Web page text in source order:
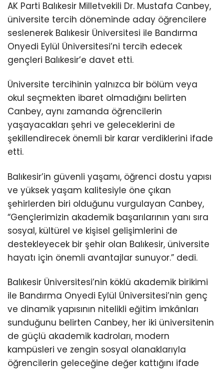
AK Parti Balıkesir Milletvekili Dr. Mustafa Canbey,
üniversite tercih döneminde aday öğrencilere
seslenerek Balıkesir Üniversitesi ile Bandırma
Onyedi Eylül Üniversitesi’ni tercih edecek
gençleri Balıkesir’e davet etti.
Üniversite tercihinin yalnızca bir bölüm veya
okul seçmekten ibaret olmadığını belirten
Canbey, aynı zamanda öğrencilerin
yaşayacakları şehri ve geleceklerini de
şekillendirecek önemli bir karar verdiklerini ifade
etti.
Balıkesir’in güvenli yaşamı, öğrenci dostu yapısı
ve yüksek yaşam kalitesiyle öne çıkan
şehirlerden biri olduğunu vurgulayan Canbey,
“Gençlerimizin akademik başarılarının yanı sıra
sosyal, kültürel ve kişisel gelişimlerini de
destekleyecek bir şehir olan Balıkesir, üniversite
hayatı için önemli avantajlar sunuyor.” dedi.
Balıkesir Üniversitesi’nin köklü akademik birikimi
ile Bandırma Onyedi Eylül Üniversitesi’nin genç
ve dinamik yapısının nitelikli eğitim imkânları
sunduğunu belirten Canbey, her iki üniversitenin
de güçlü akademik kadroları, modern
kampüsleri ve zengin sosyal olanaklarıyla
öğrencilerin geleceğine değer kattığını ifade